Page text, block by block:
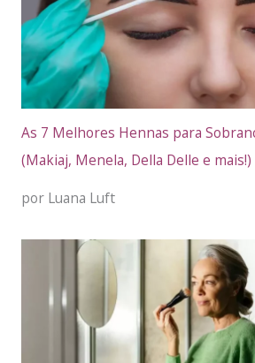
As 7 Melhores Hennas para
(Makiaj, Menela, Della Delle e mais!)
por Luana Luft